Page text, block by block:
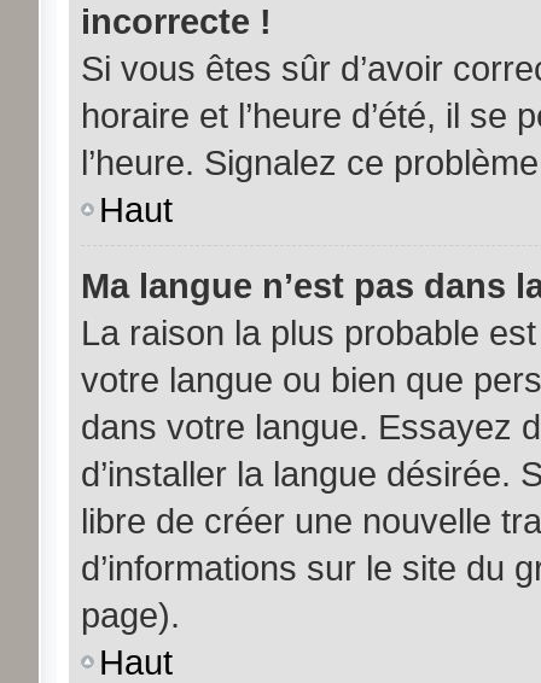
incorrecte !
Si vous êtes sûr d’avoir
horaire et l’heure d’été, il se
l’heure. Signalez ce
Haut
Ma langue n’est pas dans
La raison la plus probable
votre langue ou bien que
dans votre langue. Essayez
d’installer la langue désirée.
libre de créer une nouvelle
d’informations sur le site du
page).
Haut